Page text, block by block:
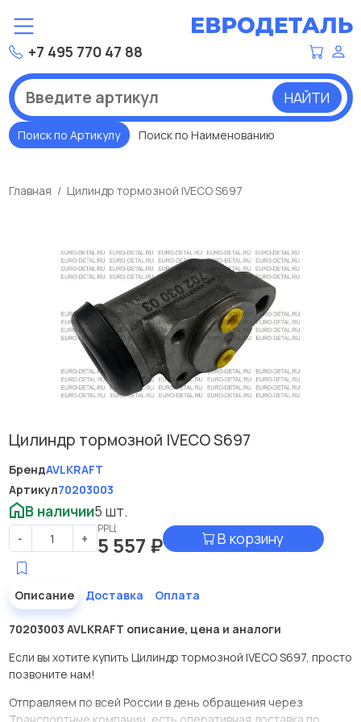
+7 495 770 47 88
НАЙТИ
Поиск по Артикулу Поиск по Наименованию
Главная Цилиндр тормозной IVECO S697
Цилиндр тормозной IVECO S697
БрендAVLKRAFT
Артикул70203003
В наличии5 шт.
- +
РРЦ
5 557 ₽ В корзину
Описание Доставка Оплата
70203003 AVLKRAFT описание, цена и аналоги
Если вы хотите купить Цилиндр тормозной IVECO S697, просто
позвоните нам!
Отправляем по всей России в день обращения через